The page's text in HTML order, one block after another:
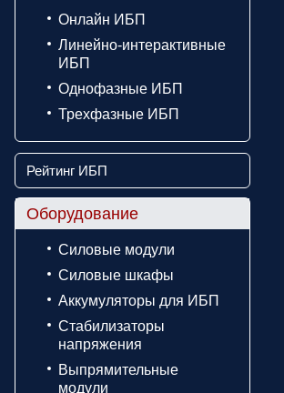
Онлайн ИБП
Линейно-интерактивные
ИБП
Однофазные ИБП
Трехфазные ИБП
Рейтинг ИБП
Оборудование
Силовые модули
Силовые шкафы
Аккумуляторы для ИБП
Стабилизаторы
напряжения
Выпрямительные
модули